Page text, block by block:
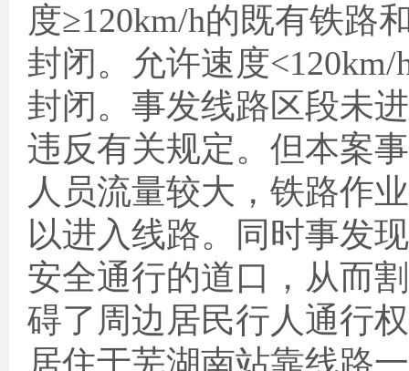
度≥120km/h的既有铁路
封闭。允许速度<120km/
封闭。事发线路区段未
违反有关规定。但本案
人员流量较大，铁路作
以进入线路。同时事发
安全通行的道口，从而
碍了周边居民行人通行
居住于芜湖南站靠线路